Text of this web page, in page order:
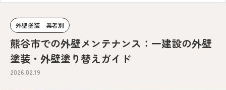
外壁塗装 業者別
熊谷市での外壁メンテナンス：一建設の外壁
塗装・外壁塗り替えガイド
2026.02.19